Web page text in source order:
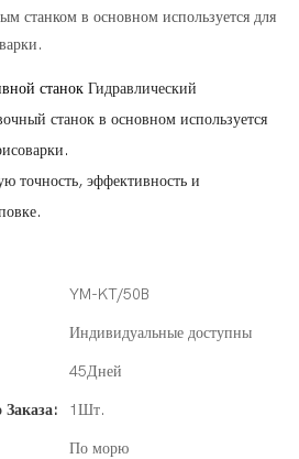
станком в основном используется для
станок Гидравлический
станок в основном используется
точность, эффективность и
YM-KT/50B
Индивидуальные доступны
45Дней
1Шт.
По морю